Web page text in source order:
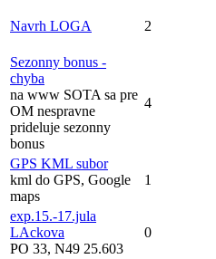
Navrh LOGA 2
Sezonny bonus -
chyba
na www SOTA sa pre
OM nespravne
prideluje sezonny
bonus
4
GPS KML subor
kml do GPS, Google
maps
1
exp.15.-17.jula
LAckova
PO 33, N49 25.603
0